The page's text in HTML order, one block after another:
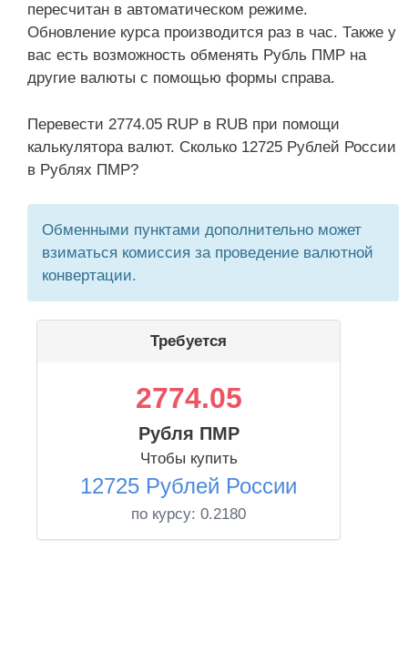
пересчитан в автоматическом режиме.
Обновление курса производится раз в час. Также у
вас есть возможность обменять Рубль ПМР на
другие валюты с помощью формы справа.
Перевести 2774.05 RUP в RUB при помощи
калькулятора валют. Сколько 12725 Рублей России
в Рублях ПМР?
Обменными пунктами дополнительно может
взиматься комиссия за проведение валютной
конвертации.
Требуется
2774.05
Рубля ПМР
Чтобы купить
12725 Рублей России
по курсу: 0.2180